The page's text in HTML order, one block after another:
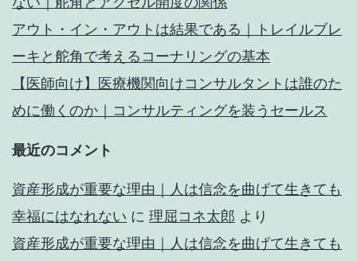
アウト・イン・アウトは結果である｜トレイルブレ
ーキと舵角で考えるコーナリングの基本
【医師向け】医療機関向けコンサルタントは誰のた
めに働くのか｜コンサルティングを装うセールス
最近のコメント
資産形成が重要な理由｜人は信念を曲げて生きても
幸福にはなれない に 理屈コネ太郎 より
資産形成が重要な理由｜人は信念を曲げて生きても